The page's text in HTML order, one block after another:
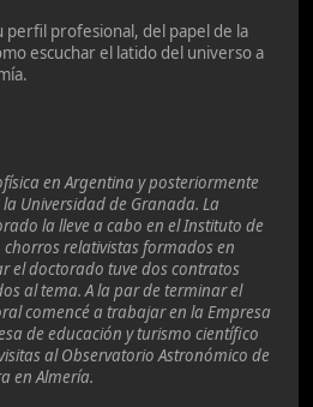
perfil profesional, del papel de la
escuchar el latido del universo a
en Argentina y posteriormente
Universidad de Granada. La
la lleve a cabo en el Instituto de
chorros relativistas formados en
el doctorado tuve dos contratos
al tema. A la par de terminar el
comencé a trabajar en la Empresa
de educación y turismo científico
al Observatorio Astronómico de
en Almería.